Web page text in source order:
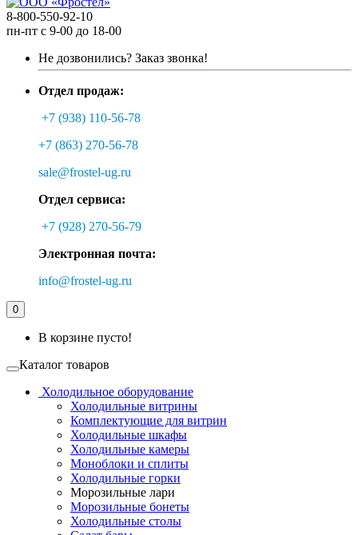
8-800-550-92-10
пн-пт с 9-00 до 18-00
Не дозвонились? Заказ звонка!
Отдел продаж:
+7 (938) 110-56-78
+7 (863) 270-56-78
sale@frostel-ug.ru
Отдел сервиса:
+7 (928) 270-56-79
Электронная почта:
info@frostel-ug.ru
0
В корзине пусто!
Каталог товаров
Холодильное оборудование
Холодильные витрины
Комплектующие для витрин
Холодильные шкафы
Холодильные камеры
Моноблоки и сплиты
Холодильные горки
Морозильные лари
Морозильные бонеты
Холодильные столы